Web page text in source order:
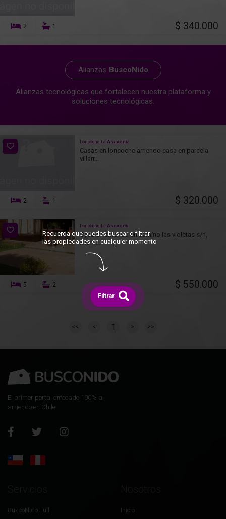
2 1 $ 340.000
Alianzas BuscoNido
Alianzas tecnológicas que fortalecen nuestra plataforma y
soluciones tecnológicas.
Loncoche La Araucanía
Casas en loncoche arriendo casa en parcela
villarr...
2 1 $ 320.000
Loncoche La Araucanía
Casa en arriendo en camino las violetas s/n,
kilóm...
5 2 $ 550.000
<< < 1 > >>
El primer portal enfocado 100% al
arriendo en Chile.
BuscoNido Full Inicio
Recuerda que puedes buscar o filtrar
las propiedades en cualquier momento
Filtrar